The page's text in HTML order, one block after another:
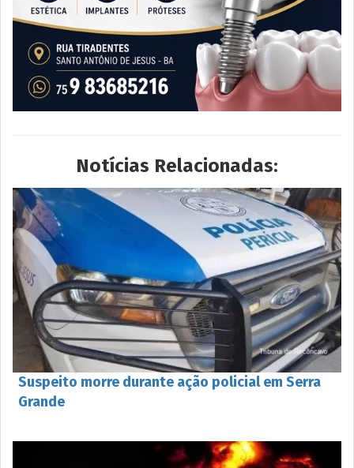
Notícias Relacionadas:
Suspeito morre durante ação policial em Serra
Grande